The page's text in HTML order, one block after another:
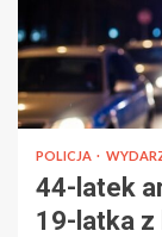
POLICJA
44-latek
19-latka z